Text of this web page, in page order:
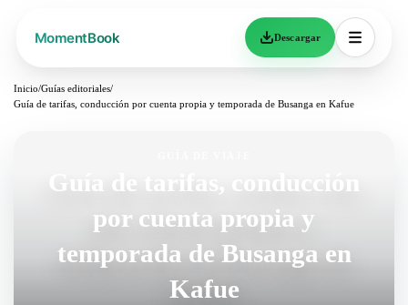
Descargar
Inicio/Guías editoriales/
Guía de tarifas, conducción por cuenta propia y temporada de Busanga en Kafue
Guía de tarifas, conducción
por cuenta propia y
temporada de Busanga en
Kafue